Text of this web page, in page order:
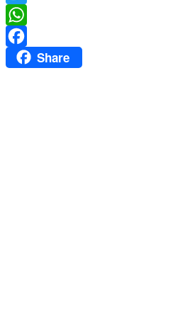
Twitter
WhatsApp
FacebookShare